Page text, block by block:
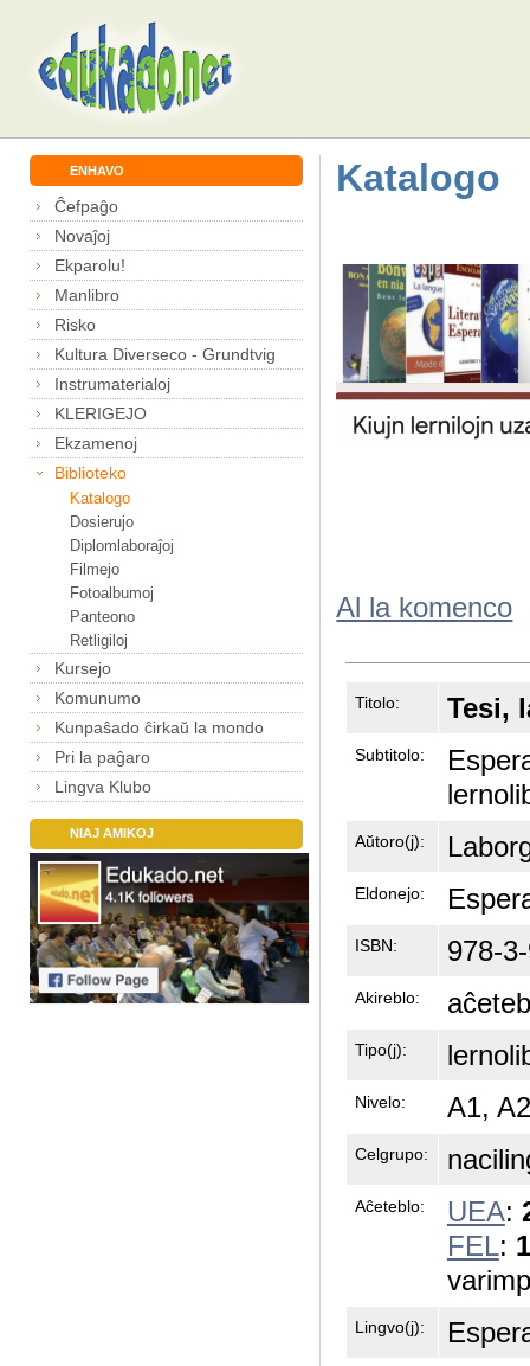
ENHAVO
Ĉefpaĝo
Novaĵoj
Ekparolu!
Manlibro
Risko
Kultura Diverseco - Grundtvig
Instrumaterialoj
KLERIGEJO
Ekzamenoj
Biblioteko
Katalogo
Dosierujo
Diplomlaboraĵoj
Filmejo
Fotoalbumoj
Panteono
Retligiloj
Kursejo
Komunumo
Kunpaŝado ĉirkaŭ la mondo
Pri la paĝaro
Lingva Klubo
NIAJ AMIKOJ
Katalogo
Al la komenco
Titolo: Tesi,
Subtitolo:
Aŭtoro(j):
Eldonejo:
ISBN: 978-
Akireblo:
Tipo(j):
Nivelo: A1, A2
Celgrupo:
Aĉeteblo: UEA:
FEL:
Lingvo(j):